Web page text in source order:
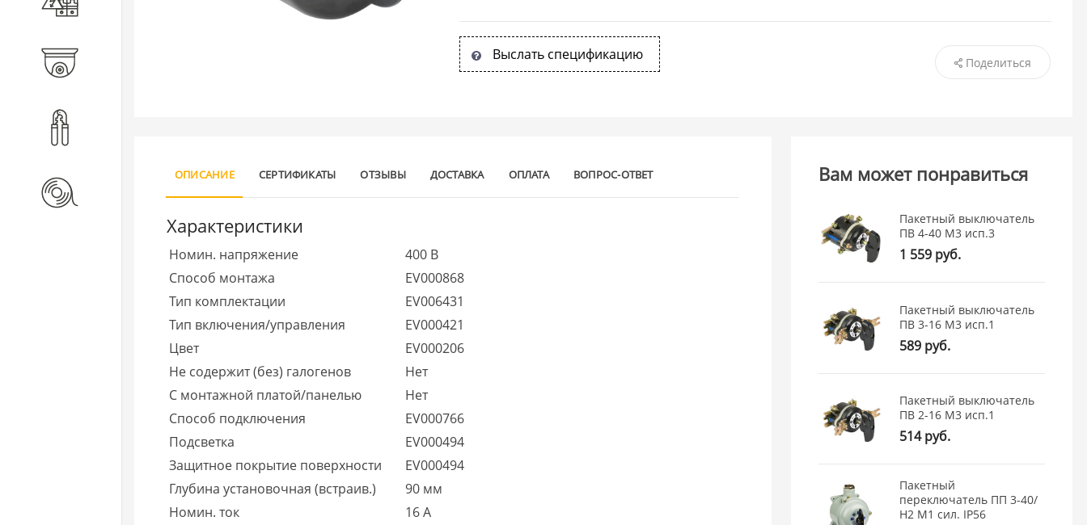
Выслать спецификацию Поделиться
ОПИСАНИЕ СЕРТИФИКАТЫ ОТЗЫВЫ ДОСТАВКА ОПЛАТА ВОПРОС-ОТВЕТ
Характеристики
Номин. напряжение
400 В
Способ монтажа
EV000868
Тип комплектации
EV006431
Тип включения/управления
EV000421
Цвет
EV000206
Не содержит (без) галогенов
Нет
С монтажной платой/панелью
Нет
Способ подключения
EV000766
Подсветка
EV000494
Защитное покрытие поверхности
EV000494
Глубина установочная (встраив.)
90 мм
Номин. ток
16 А
Вам может понравиться
Пакетный выключатель
ПВ 4-40 М3 исп.3
1 559 руб.
Пакетный выключатель
ПВ 3-16 М3 исп.1
589 руб.
Пакетный выключатель
ПВ 2-16 М3 исп.1
514 руб.
Пакетный
переключатель ПП 3-40/
Н2 М1 сил. IP56